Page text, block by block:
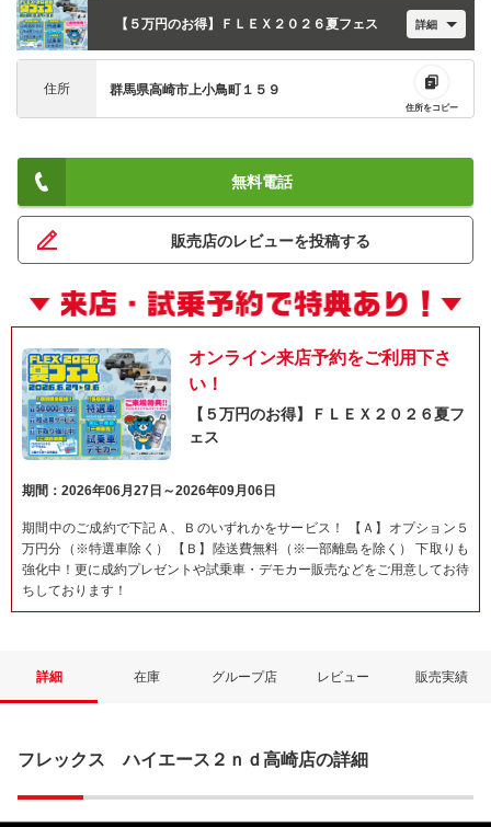
【５万円のお得】ＦＬＥＸ２０２６夏フェス 詳細
住所 群馬県高崎市上小鳥町１５９
住所をコピー
無料電話
ネット予約でキャンペーンに応募しよ
販売店のレビューを投稿する
オンライン来店予約をご利用下さ
い！
【５万円のお得】ＦＬＥＸ２０２６夏フ
ェス
期間：2026年06月27日～2026年09月06日
期間中のご成約で下記Ａ、Ｂのいずれかをサービス！ 【Ａ】オプション５
万円分（※特選車除く） 【Ｂ】陸送費無料（※一部離島を除く） 下取りも
強化中！更に成約プレゼントや試乗車・デモカー販売などをご用意してお待
ちしております！
詳細 在庫 グループ店 レビュー 販売実績
フレックス ハイエース２ｎｄ高崎店の詳細